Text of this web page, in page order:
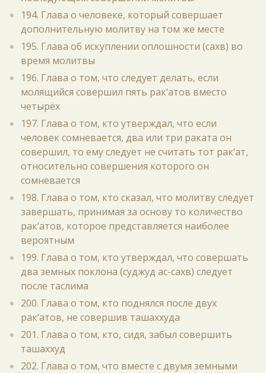
194. Глава о человеке, который совершает
дополнительную молитву на том же месте
195. Глава об искуплении оплошности (сахв) во
время молитвы
196. Глава о том, что следует делать, если
молящийся совершил пять рак‘атов вместо
четырёх
197. Глава о том, кто утверждал, что если
человек сомневается, два или три раката он
совершил, то ему следует не считать тот рак‘ат,
относительно совершения которого он
сомневается
198. Глава о том, кто сказал, что молитву следует
завершать, принимая за основу то количество
рак‘атов, которое представляется наиболее
вероятным
199. Глава о том, кто утверждал, что совершать
два земных поклона (суджуд ас-сахв) следует
после таслима
200. Глава о том, кто поднялся после двух
рак‘атов, не совершив ташаххуда
201. Глава о том, кто, сидя, забыл совершить
ташаххуд
202. Глава о том, что вместе с двумя земными